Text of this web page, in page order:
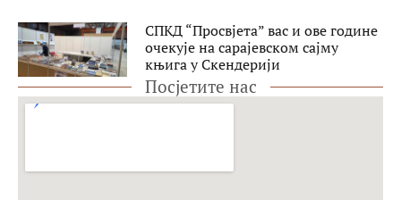
СПКД “Просвјета” вас и ове године
очекује на сарајевском сајму
књига у Скендерији
Посјетите нас